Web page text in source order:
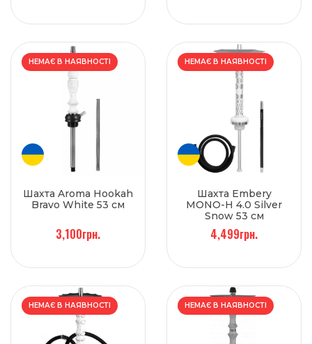
НЕМАЄ В НАЯВНОСТІ
Шахта Aroma Hookah
Bravo White 53 см
3,100грн.
НЕМАЄ В НАЯВНОСТІ
Шахта Embery
MONO-H 4.0 Silver
Snow 53 см
4,499грн.
НЕМАЄ В НАЯВНОСТІ НЕМАЄ В НАЯВНОСТІ